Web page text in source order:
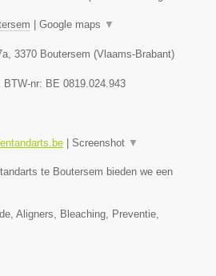
Google maps ▼
, 3370 Boutersem (Vlaams-Brabant)
BTW-nr: BE 0819.024.943
Screenshot ▼
te Boutersem bieden we een
Aligners, Bleaching, Preventie,